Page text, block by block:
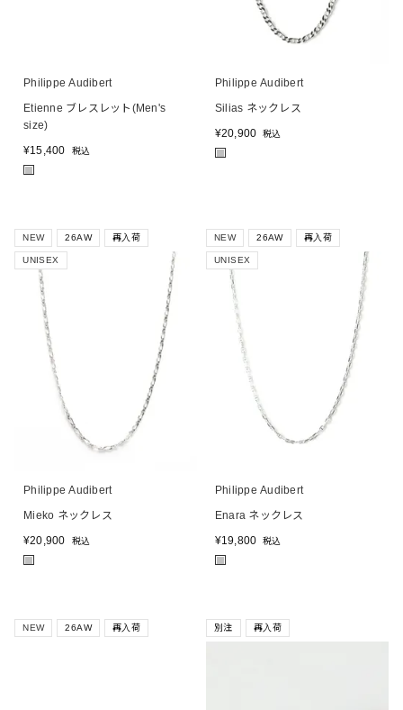
Philippe Audibert
Etienne ブレスレット(Men's
size)
¥15,400 税込
Philippe Audibert
Silias ネックレス
¥20,900 税込
NEW 26AW 再入荷
UNISEX
Philippe Audibert
Mieko ネックレス
¥20,900 税込
■
NEW 26AW 再入荷
UNISEX
Philippe Audibert
Enara ネックレス
¥19,800 税込
■
NEW 26AW 再入荷 別注 再入荷